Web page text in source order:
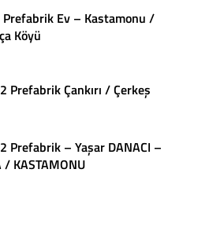
Ev – Kastamonu /
Köyü
Prefabrik Çankırı / Çerkeş
Prefabrik – Yaşar DANACI –
/ KASTAMONU